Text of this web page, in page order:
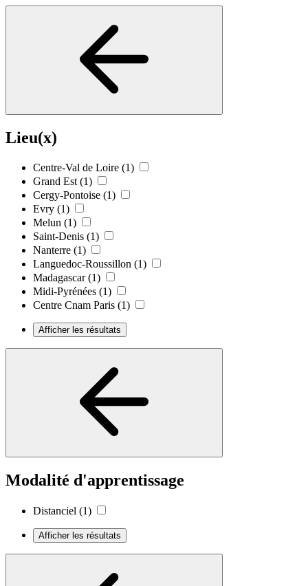
Lieu(x)
Centre-Val de Loire (1)
Grand Est (1)
Cergy-Pontoise (1)
Evry (1)
Melun (1)
Saint-Denis (1)
Nanterre (1)
Languedoc-Roussillon (1)
Madagascar (1)
Midi-Pyrénées (1)
Centre Cnam Paris (1)
Afficher les résultats
Modalité d'apprentissage
Distanciel (1)
Afficher les résultats